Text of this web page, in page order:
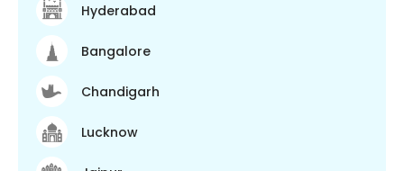
Hyderabad
Bangalore
Chandigarh
Lucknow